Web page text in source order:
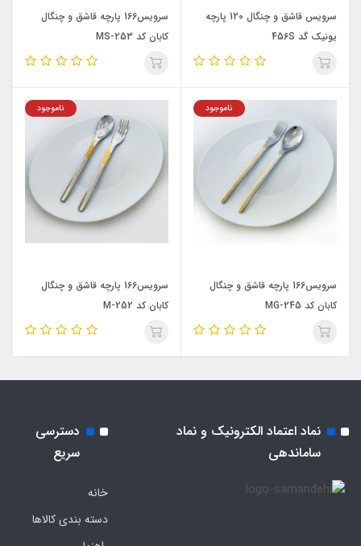
سرویس قاشق و چنگال 120 پارچه
یونیک گد 456S
سرویس166 پارچه قاشق و چنگال
کابان کد MS-253
ناموجود
سرویس166 پارچه قاشق و چنگال
کابان کد MG-245
ناموجود
سرویس166 پارچه قاشق و چنگال
کابان کد M-252
نماد اعتماد الکترونیک و نماد
ساماندهی
دسترسی
سریع
خانه
دسته بندی کالاها